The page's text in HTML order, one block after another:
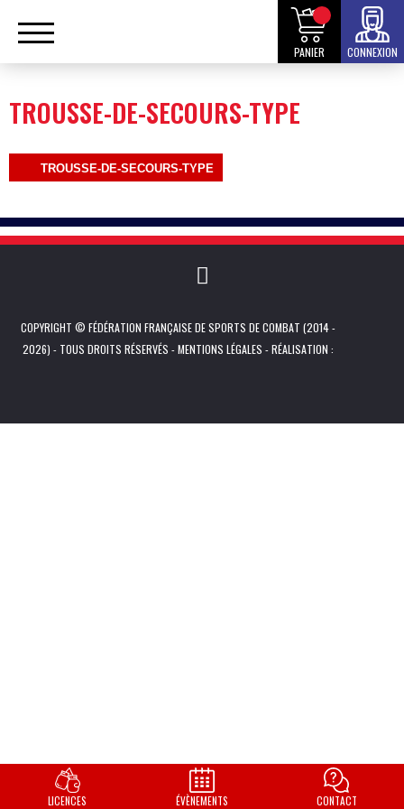
PANIER CONNEXION
TROUSSE-DE-SECOURS-TYPE
TROUSSE-DE-SECOURS-TYPE
COPYRIGHT © FÉDÉRATION FRANÇAISE DE SPORTS DE COMBAT (2014 -
2026) - TOUS DROITS RÉSERVÉS -MENTIONS LÉGALES - RÉALISATION :
LICENCES ÉVÈNEMENTS CONTACT